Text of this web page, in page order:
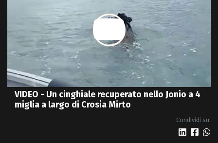
VIDEO - Un cinghiale recuperato nello Jonio a 4
miglia a largo di Crosia Mirto
Condividi su: